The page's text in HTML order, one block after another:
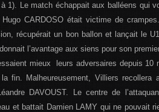
1). Le match échappait aux balléens qui
Hugo CARDOSO était victime de
récupérait un bon ballon et lançait le
l’avantage aux siens pour son
mieux leurs adversaires depuis
fin. Malheureusement, Villiers
DAVOUST. Le centre de
et battait Damien LAMY qui ne pouvait